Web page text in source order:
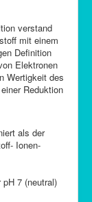
verstand
mit einem
Definition
Elektronen
Wertigkeit des
Reduktion
als der
Ionen-
7 (neutral)